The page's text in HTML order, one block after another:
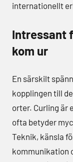
internationellt
Intressant
kom ur
En särskilt
kopplingen till
orter. Curling är
ofta betyder
Teknik, känsla
kommunikation